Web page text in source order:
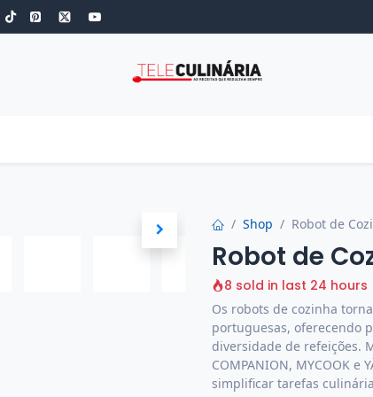
Shop Robot de
Robot de
8 sold in last 24 hours
Os robots de cozinha
portuguesas, oferecendo
diversidade de refeições.
COMPANION, MYCOOK
simplificar tarefas